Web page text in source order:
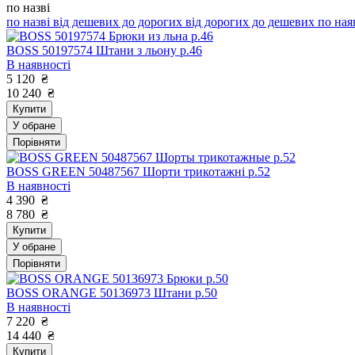
по назві
по назві від дешевих до дорогих від дорогих до дешевих по
BOSS 50197574 Штани з льону р.46
В наявності
5 120 ₴
10 240 ₴
Купити
У обране
Порівняти
BOSS GREEN 50487567 Шорти трикотажні р.52
В наявності
4 390 ₴
8 780 ₴
Купити
У обране
Порівняти
BOSS ORANGE 50136973 Штани р.50
В наявності
7 220 ₴
14 440 ₴
Купити